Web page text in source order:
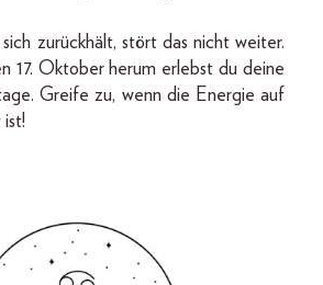
zurückhält, stört das nicht weiter.
17. Oktober herum erlebst du deine
Greife zu, wenn die Energie auf